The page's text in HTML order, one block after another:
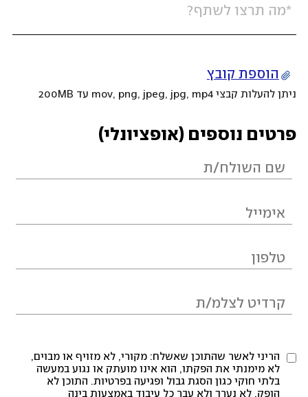
הוספת קובץ
ניתן להעלות קבצי mov, png, jpeg, jpg, mp4 עד 200MB
פרטים נוספים (אופציונלי)
הריני לאשר שהתוכן שאשלח: מקורי, לא מזויף או מבוים,
לא מימנתי את הפקתו, הוא אינו מועתק או נגוע במעשה
בלתי חוקי כגון הסגת גבול ופגיעה בפרטיות. התוכן לא
הופק, לא נערך ולא עבר כל עיבוד באמצעות בינה